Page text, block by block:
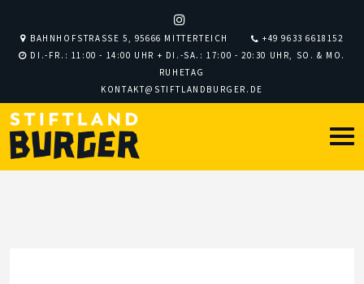
BAHNHOFSTRASSE 5, 95666 MITTERTEICH
+49 9633 6618152
DI.-FR.: 11:00 - 14:00 UHR + DI.-SA.: 17:00 - 20:30 UHR, SO. & MO.
RUHETAG
KONTAKT@STIFTLANDBURGER.DE